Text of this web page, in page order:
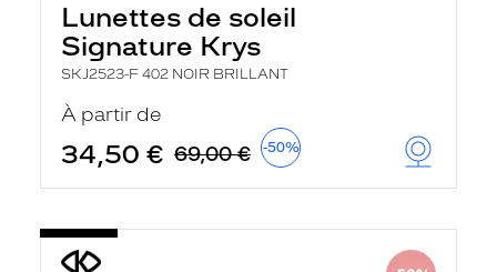
Lunettes de soleil
Signature Krys
SKJ2523-F 402 NOIR BRILLANT
À partir de
34,50 € 69,00 € -50%